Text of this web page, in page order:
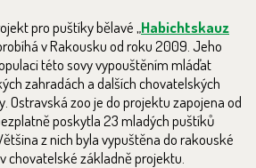
pro puštíky bělavé „Habichtskauz
v Rakousku od roku 2009. Jeho
této sovy vypouštěním mláďat
zahradách a dalších chovatelských
Ostravská zoo je do projektu zapojena od
poskytla 23 mladých puštíků
z nich byla vypuštěna do rakouské
chovatelské základně projektu.